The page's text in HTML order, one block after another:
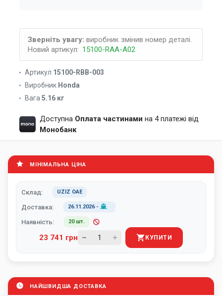
Зверніть увагу: виробник змінив номер деталі.
Новий артикул: 15100-RAA-A02
Артикул 15100-RBB-003
Виробник Honda
Вага 5.16 кг
Доступна Оплата частинами на 4 платежі від
Монобанк
МІНІМАЛЬНА ЦІНА
Склад: UZIZ ОАЕ
Доставка: 26.11.2026-
Наявність: 20 шт.
23 741 грн КУПИТИ
НАЙШВИДША ДОСТАВКА